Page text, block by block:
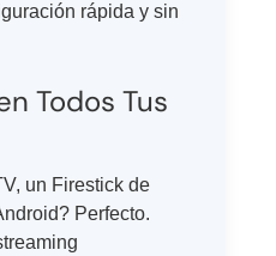
rápida y sin
Todos Tus
un Firestick de
Perfecto.